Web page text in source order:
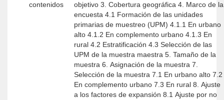
contenidos
objetivo 3. Cobertura geográfica 4. Marco de la
encuesta 4.1 Formación de las unidades
primarias de muestreo (UPM) 4.1.1 En urbano
alto 4.1.2 En complemento urbano 4.1.3 En
rural 4.2 Estratificación 4.3 Selección de las
UPM de la muestra maestra 5. Tamaño de la
muestra 6. Asignación de la muestra 7.
Selección de la muestra 7.1 En urbano alto 7.2
En complemento urbano 7.3 En rural 8. Ajuste
a los factores de expansión 8.1 Ajuste por no